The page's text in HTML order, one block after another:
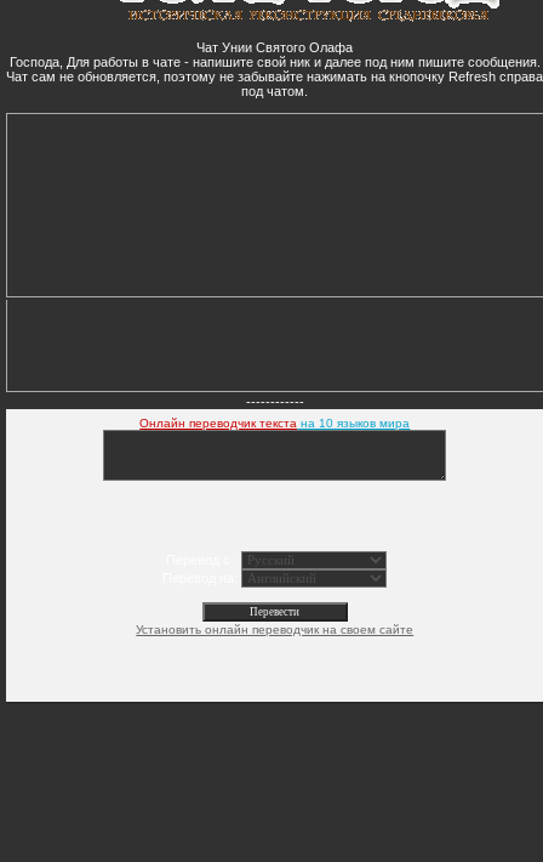
Чат Унии Святого Олафа
Господа, Для работы в чате - напишите свой ник и далее под ним пишите сообщения.
Чат сам не обновляется, поэтому не забывайте нажимать на кнопочку Refresh справа
под чатом.
------------
Онлайн переводчик текста на 10 языков мира
Установить онлайн переводчик на своем сайте